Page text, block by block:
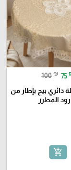
100 ₪ 75
بيج بإطار من
المطرز
add_shopping_cart